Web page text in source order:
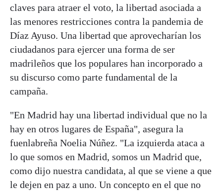
claves para atraer el voto, la libertad asociada a
las menores restricciones contra la pandemia de
Díaz Ayuso. Una libertad que aprovecharían los
ciudadanos para ejercer una forma de ser
madrileños que los populares han incorporado a
su discurso como parte fundamental de la
campaña.
"En Madrid hay una libertad individual que no la
hay en otros lugares de España", asegura la
fuenlabreña Noelia Núñez. "La izquierda ataca a
lo que somos en Madrid, somos un Madrid que,
como dijo nuestra candidata, al que se viene a que
le dejen en paz a uno. Un concepto en el que no